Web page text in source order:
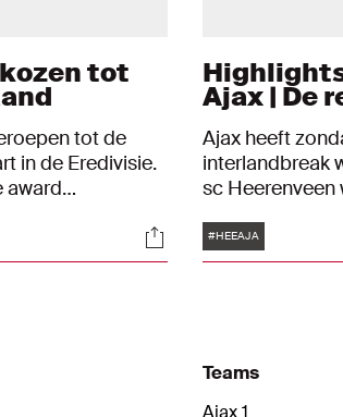
tot
tot de
in de Eredivisie.
award
Socials
Ajax | De
Ajax heeft
interlandbreak
sc Heerenveen
een rij.
Tags
#HEEAJA
Teams